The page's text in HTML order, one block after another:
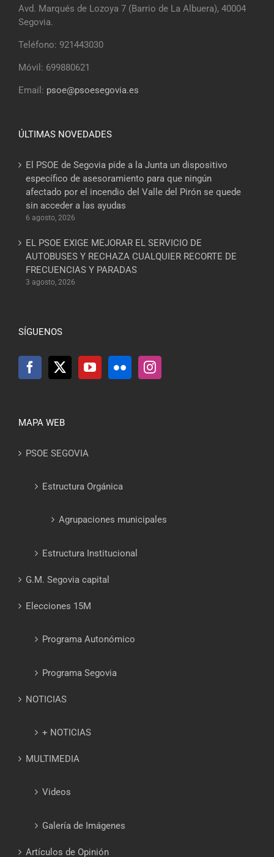
Avd. Marqués de Lozoya 7 (Barrio de La Albuera), 40004
Segovia.
Teléfono: 921443030
Móvil: 699880621
Email: psoe@psoesegovia.es
ÚLTIMAS NOVEDADES
El PSOE de Segovia pide a la Junta un dispositivo
específico de asesoramiento para que ningún
afectado por el incendio del Valle del Pirón se quede
sin acceder a las ayudas
6 agosto, 2026
EL PSOE EXIGE MEJORAR EL SERVICIO DE
AUTOBUSES Y RECHAZA CUALQUIER RECORTE DE
FRECUENCIAS Y PARADAS
3 agosto, 2026
SÍGUENOS
MAPA WEB
PSOE SEGOVIA
Estructura Orgánica
Agrupaciones municipales
Estructura Institucional
G.M. Segovia capital
Elecciones 15M
Programa Autonómico
Programa Segovia
NOTICIAS
+ NOTICIAS
MULTIMEDIA
Videos
Galería de Imágenes
Artículos de Opinión